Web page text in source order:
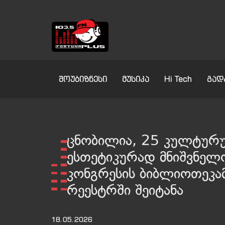
შოუბიზნესი მუსიკა Hi Tech
ცნობილია, 25
ესთეტიკურად
კონგრესის
რეესტრში შეიტანა
18.05.2026